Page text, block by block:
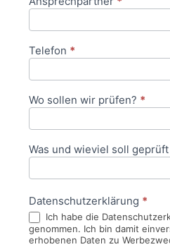
Telefon *
Wo sollen wir prüfen? *
Was und wieviel soll
Datenschutzerklärung *
Ich habe die
genommen. Ich bin damit
erhobenen Daten zu